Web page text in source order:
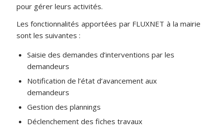
pour gérer leurs activités.
Les fonctionnalités apportées par FLUXNET à la mairie
sont les suivantes :
Saisie des demandes d’interventions par les
demandeurs
Notification de l’état d’avancement aux
demandeurs
Gestion des plannings
Déclenchement des fiches travaux